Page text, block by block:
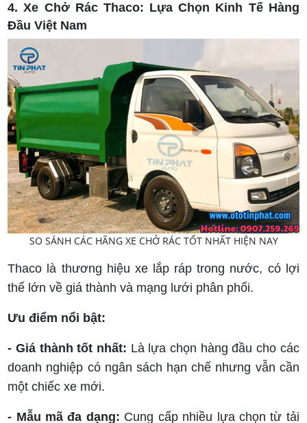
4. Xe Chở Rác Thaco: Lựa Chọn Kinh Tế Hàng
Đầu Việt Nam
SO SÁNH CÁC HÃNG XE CHỞ RÁC TỐT NHẤT HIỆN NAY
Thaco là thương hiệu xe lắp ráp trong nước, có lợi
thế lớn về giá thành và mạng lưới phân phối.
Ưu điểm nổi bật:
- Giá thành tốt nhất: Là lựa chọn hàng đầu cho các
doanh nghiệp có ngân sách hạn chế nhưng vẫn cần
một chiếc xe mới.
- Mẫu mã đa dạng: Cung cấp nhiều lựa chọn từ tải